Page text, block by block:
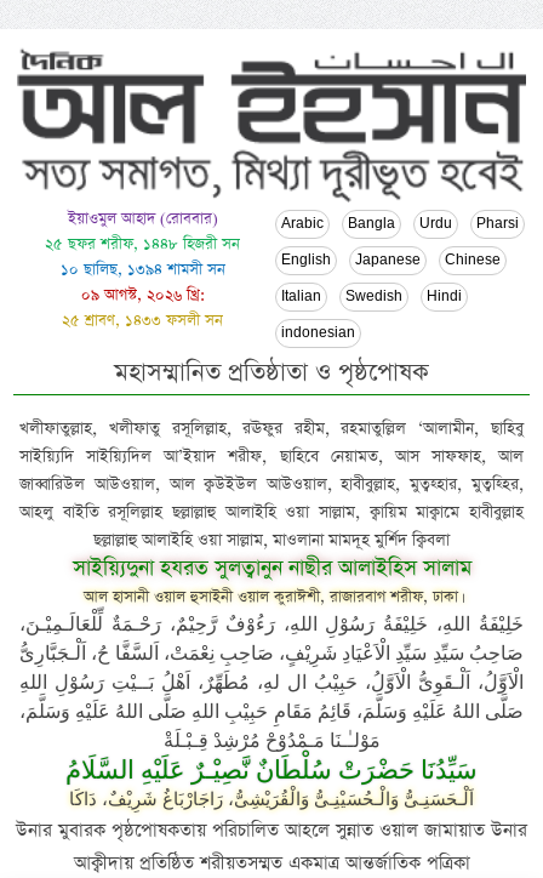
ইয়াওমুল আহাদ (রোববার)
২৫ ছফর শরীফ, ১৪৪৮ হিজরী সন
১০ ছালিছ, ১৩৯৪ শামসী সন
০৯ আগস্ট, ২০২৬ খ্রি:
২৫ শ্রাবণ, ১৪৩৩ ফসলী সন
Arabic Bangla Urdu Pharsi
English Japanese Chinese
Italian Swedish Hindi
indonesian
মহাসম্মানিত প্রতিষ্ঠাতা ও পৃষ্ঠপোষক
খলীফাতুল্লাহ, খলীফাতু রসূলিল্লাহ, রঊফুর রহীম, রহমাতুল্লিল ‘আলামীন, ছাহিবু
সাইয়্যিদি সাইয়্যিদিল আ’ইয়াদ শরীফ, ছাহিবে নেয়ামত, আস সাফফাহ, আল
জাব্বারিউল আউওয়াল, আল ক্বউইউল আউওয়াল, হাবীবুল্লাহ, মুত্বহ্হার, মুত্বহ্হির,
আহলু বাইতি রসূলিল্লাহ ছল্লাল্লাহু আলাইহি ওয়া সাল্লাম, ক্বায়িম মাক্বামে হাবীবুল্লাহ
ছল্লাল্লাহু আলাইহি ওয়া সাল্লাম, মাওলানা মামদূহ মুর্শিদ ক্বিবলা
সাইয়্যিদুনা হযরত সুলত্বানুন নাছীর আলাইহিস সালাম
আল হাসানী ওয়াল হুসাইনী ওয়াল কুরাঈশী, রাজারবাগ শরীফ, ঢাকা।
خَلِيْفَةُ اللهِ، خَلِيْفَةُ رَسُوْلِ اللهِ، رَءُوْفٌ رَّحِيْمٌ، رَحْـمَةٌ لِّلْعَالَـمِيْـنَ،
صَاحِبُ سَيِّدِ سَيِّدِ الْاَعْيَادِ شَرِيْفٍ، صَاحِبِ نِعْمَتْ، اَلسَّفَّا حُ، اَلْـجَبَّارِىُّ
الْاَوَّلُ، اَلْـقَوِىُّ الْاَوَّلُ، حَبِيْبُ ال لهِ، مُطَهِّرٌ، اَهْلُ بَــيْتِ رَسُوْلِ اللهِ
صَلَّى اللهُ عَلَيْهِ وَسَلَّمَ، قَائِمُ مَقَامِ حَبِيْبِ اللهِ صَلَّى اللهُ عَلَيْهِ وَسَلَّمَ،
مَوْلـٰـنَا مَـمْدُوْحْ مُرْشِدْ قِـبْـلَةْ
سَيِّدُنَا حَضْرَتْ سُلْطَانٌ نَّصِيْـرٌ عَلَيْهِ السَّلَامُ
اَلْـحَسَنِـىُّ وَالْـحُسَيْنِـىُّ وَالْقُرَيْشِىُّ، رَاجَارْبَاغُ شَرِيْفٌ، دَاكَا
উনার মুবারক পৃষ্ঠপোষকতায় পরিচালিত আহলে সুন্নাত ওয়াল জামায়াত উনার
আক্বীদায় প্রতিষ্ঠিত শরীয়তসম্মত একমাত্র আন্তর্জাতিক পত্রিকা